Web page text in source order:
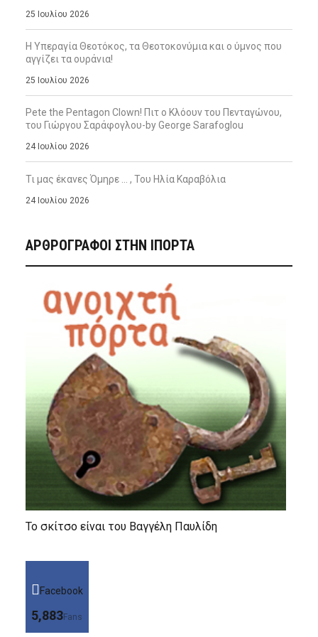
25 Ιουλίου 2026
Η Υπεραγία Θεοτόκος, τα Θεοτοκονύμια και ο ύμνος που
αγγίζει τα ουράνια!
25 Ιουλίου 2026
Pete the Pentagon Clown! Πιτ ο Κλόουν του Πενταγώνου,
του Γιώργου Σαράφογλου-by George Sarafoglou
24 Ιουλίου 2026
Τι μας έκανες Όμηρε … , Του Ηλία Καραβόλια
24 Ιουλίου 2026
ΑΡΘΡΟΓΡΑΦΟΙ ΣΤΗΝ IΠΟΡΤΑ
Το σκίτσο είναι του Βαγγέλη Παυλίδη
Facebook
5,883Fans